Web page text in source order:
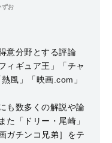
ずお
意分野とする評論
ィギュア王」「チャ
風」「映画.com」
も数多くの解説や論
た「ドリー・尾崎」
ガチンコ兄弟］をテ